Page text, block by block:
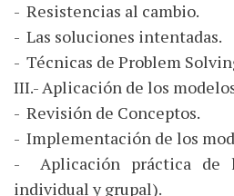
- Resistencias al cambio.
- Las soluciones intentadas.
- Técnicas de Problem
III.- Aplicación de los modelos
- Revisión de Conceptos.
- Implementación de los
- Aplicación práctica de
individual y grupal).